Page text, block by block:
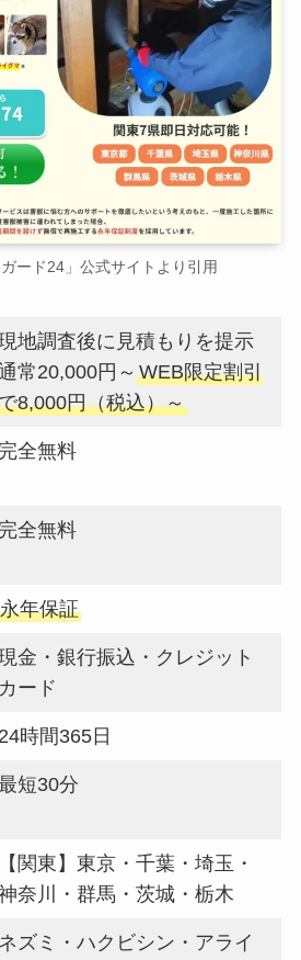
ード24」公式サイトより引用
地調査後に見積もりを提示
常20,000円～WEB限定割引
8,000円（税込）～
完全無料
完全無料
永年保証
金・銀行振込・クレジット
カード
24時間365日
短30分
【関東】東京・千葉・埼玉・
奈川・群馬・茨城・栃木
ネズミ・ハクビシン・アライ